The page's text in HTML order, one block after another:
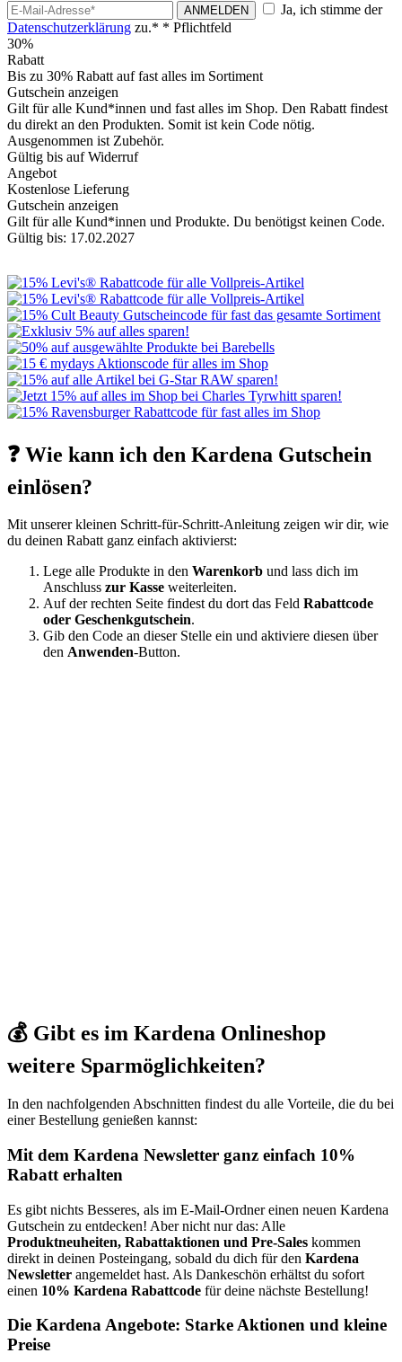
ANMELDEN
Ja, ich stimme der
Datenschutzerklärung zu.* * Pflichtfeld
30%
Rabatt
Bis zu 30% Rabatt auf fast alles im Sortiment
Gutschein anzeigen
Gilt für alle Kund*innen und fast alles im Shop. Den Rabatt findest
du direkt an den Produkten. Somit ist kein Code nötig.
Ausgenommen ist Zubehör.
Gültig bis auf Widerruf
Angebot
Kostenlose Lieferung
Gutschein anzeigen
Gilt für alle Kund*innen und Produkte. Du benötigst keinen Code.
Gültig bis: 17.02.2027
❓ Wie kann ich den Kardena Gutschein
einlösen?
Mit unserer kleinen Schritt-für-Schritt-Anleitung zeigen wir dir, wie
du deinen Rabatt ganz einfach aktivierst:
Lege alle Produkte in den Warenkorb und lass dich im
Anschluss zur Kasse weiterleiten.
Auf der rechten Seite findest du dort das Feld Rabattcode
oder Geschenkgutschein.
Gib den Code an dieser Stelle ein und aktiviere diesen über
den Anwenden-Button.
💰 Gibt es im Kardena Onlineshop
weitere Sparmöglichkeiten?
In den nachfolgenden Abschnitten findest du alle Vorteile, die du bei
einer Bestellung genießen kannst:
Mit dem Kardena Newsletter ganz einfach 10%
Rabatt erhalten
Es gibt nichts Besseres, als im E-Mail-Ordner einen neuen Kardena
Gutschein zu entdecken! Aber nicht nur das: Alle
Produktneuheiten, Rabattaktionen und Pre-Sales kommen
direkt in deinen Posteingang, sobald du dich für den Kardena
Newsletter angemeldet hast. Als Dankeschön erhältst du sofort
einen 10% Kardena Rabattcode für deine nächste Bestellung!
Die Kardena Angebote: Starke Aktionen und kleine
Preise